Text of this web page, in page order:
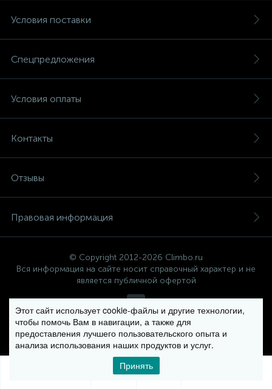
0
Условия поставки
Спецпредложения
Условия оплаты
Контакты
Отзывы
Правовая информация
© Copyright 2012-2026 Climbo.ru
Вся информация на сайте носит справочный характер и не
является публичной офертой
Политика компании в отношении обработки персональных
данных
Этот сайт использует cookie-файлы и другие технологии,
чтобы помочь Вам в навигации, а также для
предоставления лучшего пользовательского опыта и
анализа использования наших продуктов и услуг.
Принять